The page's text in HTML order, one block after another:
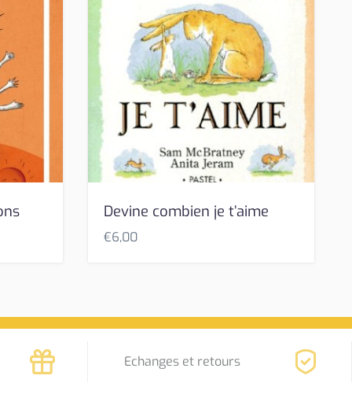
Devine combien je t’aime
€6,00
Echanges et retours